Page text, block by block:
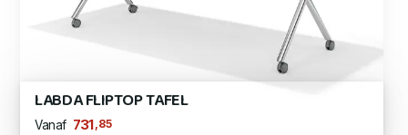
LABDA FLIPTOP TAFEL
Vanaf 731 ,85